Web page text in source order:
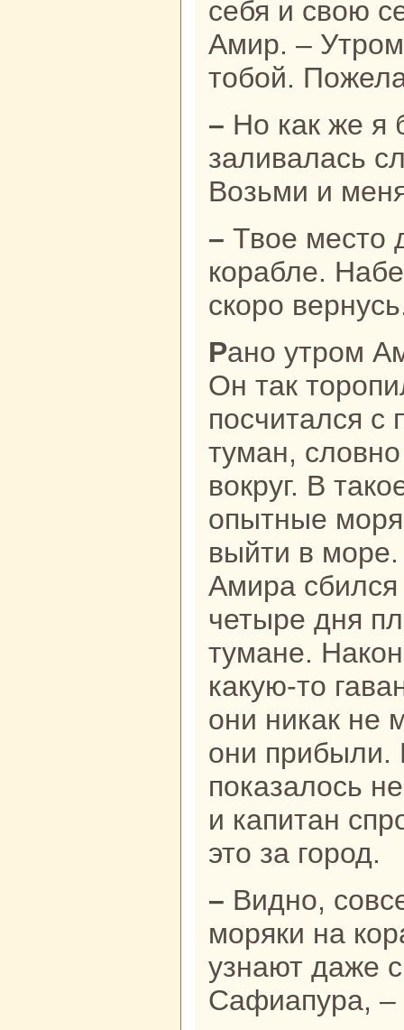
себя и свою
Амир. –
тобой.
– Но как же я буду жить без тебя? –
заливалась
Возьми и
– Твое место дома, а не нa
кopaбле.
скoро
Рано утром Амир покинул город.
Он так
посчитался с
туман,
вокруг. В
опытные
выйти в
Амиpa
четыре дня
тумане.
какую-то
они никак не
они прибыли.
показалось
и капитан
это за город.
– Видно, совсем потеряли голову
моряки нa
узнaют даже
Сафиапуpa, –